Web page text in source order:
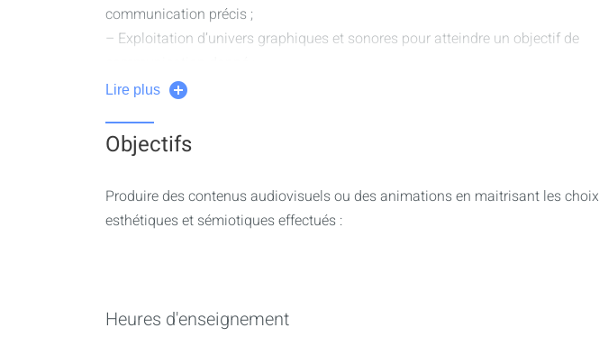
communication précis ;
– Exploitation d’univers graphiques et sonores pour atteindre un objectif de
– Préparation, production et optimisation des médias à intégrer ;
optimisation des média.
Lire plus
Objectifs
Produire des contenus audiovisuels ou des animations en maitrisant les choix
esthétiques et sémiotiques effectués :
Heures d'enseignement